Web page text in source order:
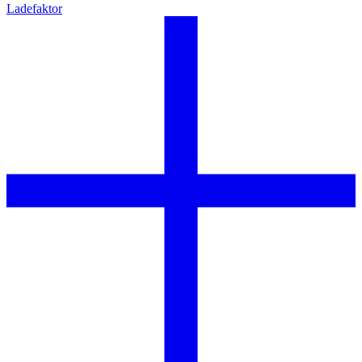
Ladefaktor